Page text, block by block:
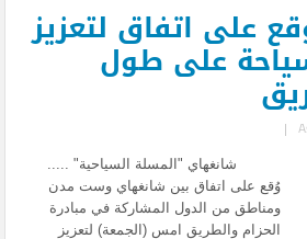
على اتفاق لتعزيز
على طول
|
شانغهاي "المسلة السياحية" .....
وُقع على اتفاق بين شانغهاي وست مدن
ومناطق من الدول المشاركة في مبادرة
الحزام والطريق امس (الجمعة) لتعزيز